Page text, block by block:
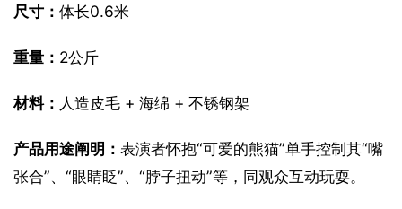
尺寸： 体长0.6米
重量： 2公斤
材料： 人造皮毛 + 海绵 + 不锈钢架
产品用途阐明： 表演者怀抱“可爱的熊猫”单手控制其“嘴
张合”、“眼睛眨”、“脖子扭动”等，同观众互动玩耍。